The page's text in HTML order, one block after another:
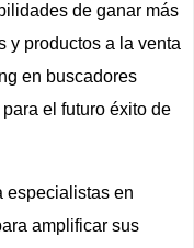
de ganar más
y productos a la venta
en buscadores
el futuro éxito de
especialistas en
amplificar sus